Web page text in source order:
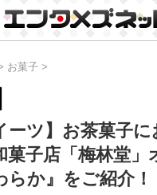
お菓子 >
ーツ】お茶菓子に
菓子店「梅林堂」
らか』をご紹介！